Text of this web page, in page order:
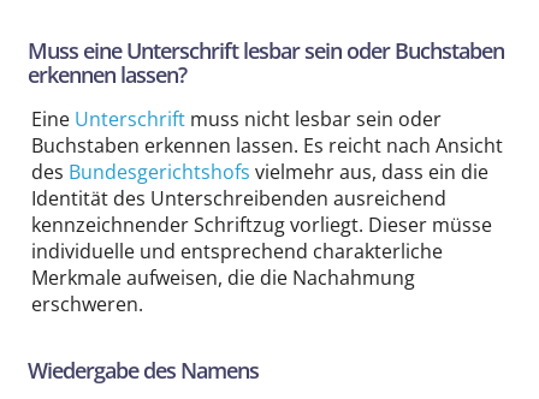
Muss eine Unterschrift lesbar sein oder Buchstaben
erkennen lassen?
Eine Unterschrift muss nicht lesbar sein oder
Buchstaben erkennen lassen. Es reicht nach Ansicht
des Bundesgerichtshofs vielmehr aus, dass ein die
Identität des Unterschreibenden ausreichend
kennzeichnender Schriftzug vorliegt. Dieser müsse
individuelle und entsprechend charakterliche
Merkmale aufweisen, die die Nachahmung
erschweren.
Wiedergabe des Namens